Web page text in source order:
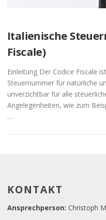
Italienische
Fiscale)
Einleitung Der Codice Fiscale
Steuernummer für natürliche
unverzichtbar für alle
Angelegenheiten, wie zum
…
KONTAKT
Ansprechperson: Christoph